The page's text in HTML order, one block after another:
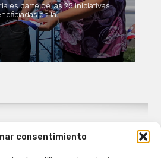
consentimiento
es parte de las 25 iniciativas
en la ...